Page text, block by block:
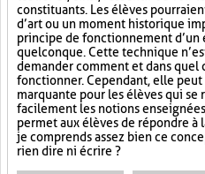
constituants. Les élèves
d’art ou un moment historique
principe de fonctionnement d’un
quelconque. Cette technique
demander comment et dans
fonctionner. Cependant, elle
marquante pour les élèves qui
facilement les notions
permet aux élèves de répondre à
je comprends assez bien ce
rien dire ni écrire ?